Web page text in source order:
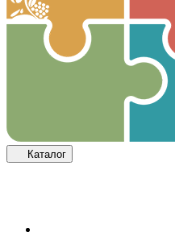
Каталог